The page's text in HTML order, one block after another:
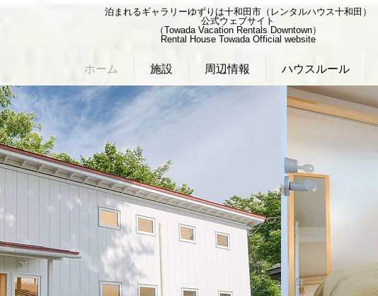
泊まれるギャラリーゆずりは十和田市（レンタルハウス十和田）
公式ウェブサイト
（Towada Vacation Rentals Downtown）
Rental House Towada Official website
ホーム 施設 周辺情報 ハウスルール